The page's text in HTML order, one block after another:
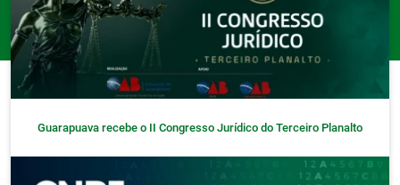
Guarapuava recebe o II Congresso Jurídico do Terceiro Planalto